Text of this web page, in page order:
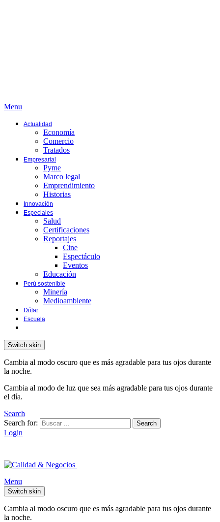
Menu
Actualidad
Economía
Comercio
Tratados
Empresarial
Pyme
Marco legal
Emprendimiento
Historias
Innovación
Especiales
Salud
Certificaciones
Reportajes
Cine
Espectáculo
Eventos
Educación
Perú sostenible
Minería
Medioambiente
Dólar
Escuela
Switch skin
Cambia al modo oscuro que es más agradable para tus ojos durante
la noche.
Cambia al modo de luz que sea más agradable para tus ojos durante
el día.
Search
Search for:
Search
Login
Menu
Switch skin
Cambia al modo oscuro que es más agradable para tus ojos durante
la noche.